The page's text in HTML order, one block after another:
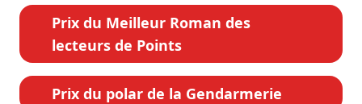
Prix du Meilleur Roman des
lecteurs de Points
Prix du polar de la Gendarmerie